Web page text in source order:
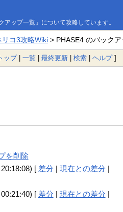
アップ一覧」について攻略しています。
リコ3攻略Wiki> PHASE4 のバックア
ップ| 一覧 | 最終更新 | 検索 | ヘルプ]
を削除
[ 差分| 現在との差分|
[ 差分| 現在との差分|